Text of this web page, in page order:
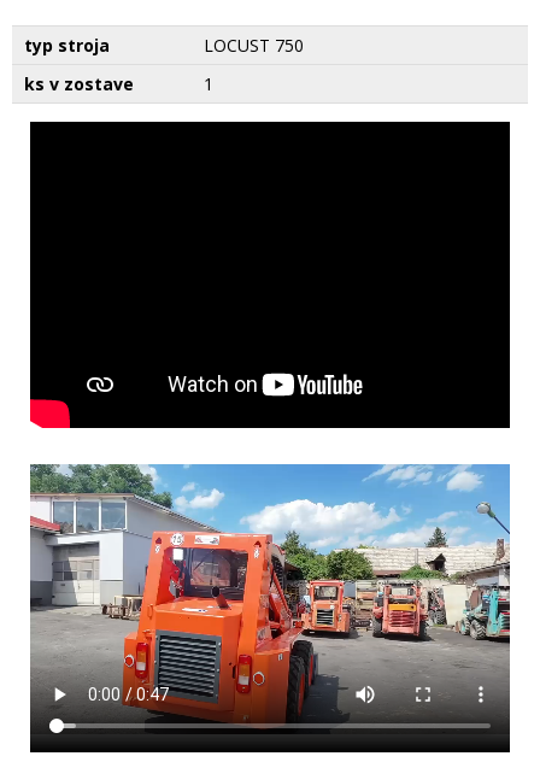
typ stroja
LOCUST 750
ks v zostave
1